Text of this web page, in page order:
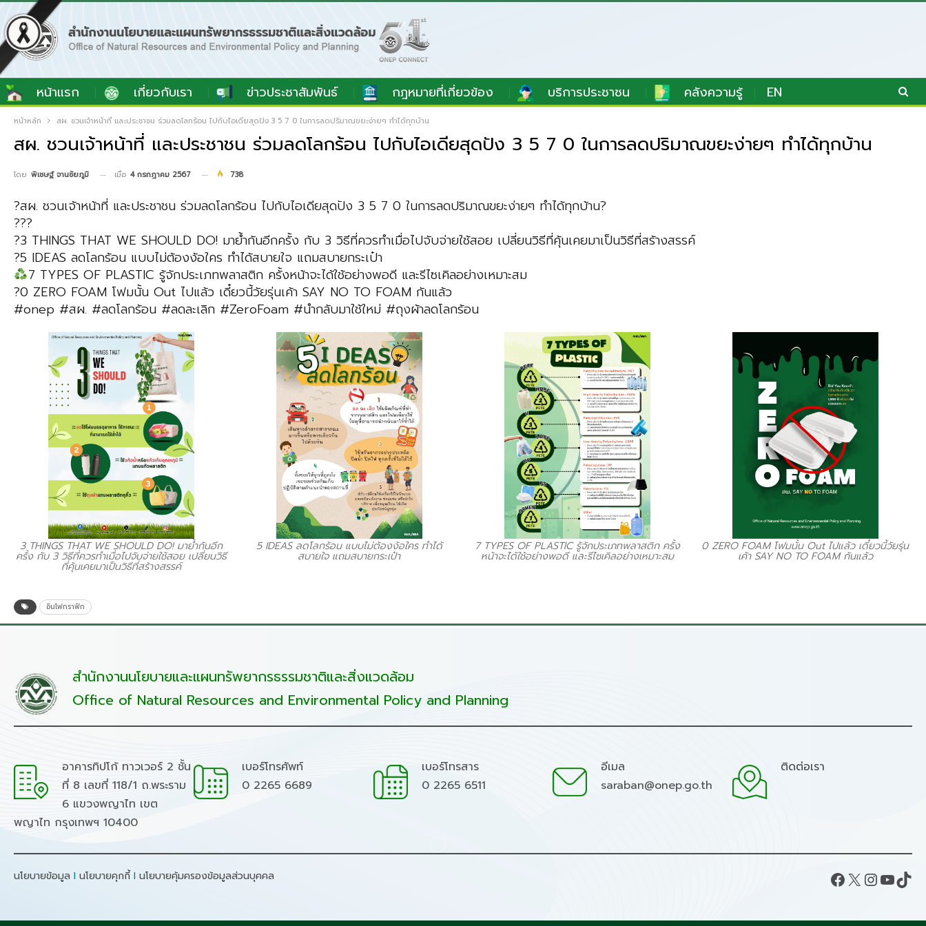
หน้าแรก เกี่ยวกับเรา ข่าวประชาสัมพันธ์ กฎหมายที่เกี่ยวข้อง บริการประชาชน คลังความรู้ EN
หน้าหลัก สผ. ชวนเจ้าหน้าที่ และประชาชน ร่วมลดโลกร้อน ไปกับไอเดียสุดปัง 3 5 7 0 ในการลดปริมาณขยะง่ายๆ ทำได้ทุกบ้าน
สผ. ชวนเจ้าหน้าที่ และประชาชน ร่วมลดโลกร้อน ไปกับไอเดียสุดปัง 3 5 7 0 ในการลดปริมาณขยะง่ายๆ ทำได้ทุกบ้าน
โดย พิเชษฐ์ จานชัยภูมิ เมื่อ 4 กรกฎาคม 2567 738
?สผ. ชวนเจ้าหน้าที่ และประชาชน ร่วมลดโลกร้อน ไปกับไอเดียสุดปัง 3 5 7 0 ในการลดปริมาณขยะง่ายๆ ทำได้ทุกบ้าน?
???
?3 THINGS THAT WE SHOULD DO! มาย้ำกันอีกครั้ง กับ 3 วิธีที่ควรทำเมื่อไปจับจ่ายใช้สอย เปลี่ยนวิธีที่คุ้นเคยมาเป็นวิธีที่สร้างสรรค์
?5 IDEAS ลดโลกร้อน แบบไม่ต้องง้อใคร ทำได้สบายใจ แถมสบายกระเป๋า
7 TYPES OF PLASTIC รู้จักประเภทพลาสติก ครั้งหน้าจะได้ใช้อย่างพอดี และรีไซเคิลอย่างเหมาะสม
?0 ZERO FOAM โฟมนั้น Out ไปแล้ว เดี๋ยวนี้วัยรุ่นเค้า SAY NO TO FOAM กันแล้ว
#onep #สผ. #ลดโลกร้อน #ลดละเลิก #ZeroFoam #นำกลับมาใช้ใหม่ #ถุงผ้าลดโลกร้อน
3 THINGS THAT WE SHOULD DO! มาย้ำกันอีก
ครั้ง กับ 3 วิธีที่ควรทำเมื่อไปจับจ่ายใช้สอย เปลี่ยนวิธี
ที่คุ้นเคยมาเป็นวิธีที่สร้างสรรค์
5 IDEAS ลดโลกร้อน แบบไม่ต้องง้อใคร ทำได้
สบายใจ แถมสบายกระเป๋า
7 TYPES OF PLASTIC รู้จักประเภทพลาสติก ครั้ง
หน้าจะได้ใช้อย่างพอดี และรีไซเคิลอย่างเหมาะสม
0 ZERO FOAM โฟมนั้น Out ไปแล้ว เดี๋ยวนี้วัยรุ่น
เค้า SAY NO TO FOAM กันแล้ว
อินโฟกราฟิก
สำนักงานนโยบายและแผนทรัพยากรธรรมชาติและสิ่งแวดล้อม
Office of Natural Resources and Environmental Policy and Planning
อาคารทิปโก้ ทาวเวอร์ 2 ชั้น
ที่ 8 เลขที่ 118/1 ถ.พระราม
6 แขวงพญาไท เขต
พญาไท กรุงเทพฯ 10400
เบอร์โทรศัพท์
0 2265 6689
เบอร์โทรสาร
0 2265 6511
อีเมล
saraban@onep.go.th
ติดต่อเรา
นโยบายข้อมูล I นโยบายคุกกี้I นโยบายคุ้มครองข้อมูลส่วนบุคคล Facebook X InstagramYouTube TikTok